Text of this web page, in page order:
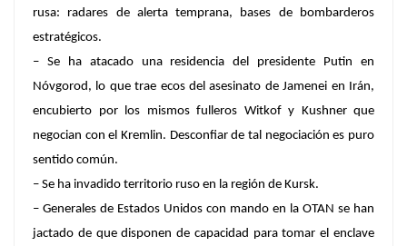
rusa: radares de alerta temprana, bases de bombarderos
estratégicos.
– Se ha atacado una residencia del presidente Putin en
Nóvgorod, lo que trae ecos del asesinato de Jamenei en Irán,
encubierto por los mismos fulleros Witkof y Kushner que
negocian con el Kremlin. Desconfiar de tal negociación es puro
sentido común.
– Se ha invadido territorio ruso en la región de Kursk.
– Generales de Estados Unidos con mando en la OTAN se han
jactado de que disponen de capacidad para tomar el enclave